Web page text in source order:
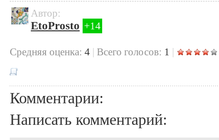
Автор:
EtoProsto +14
Cредняя оценка: 4 | Всего голосов: 1 |
Комментарии:
Написать комментарий: